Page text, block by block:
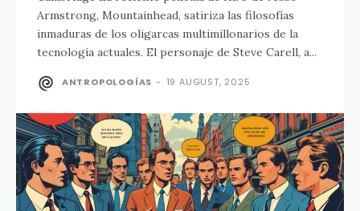
Armstrong, Mountainhead, satiriza las filosofías
inmaduras de los oligarcas multimillonarios de la
tecnología actuales. El personaje de Steve Carell, a...
ANTROPOLOGÍAS - 19 AUGUST, 2025